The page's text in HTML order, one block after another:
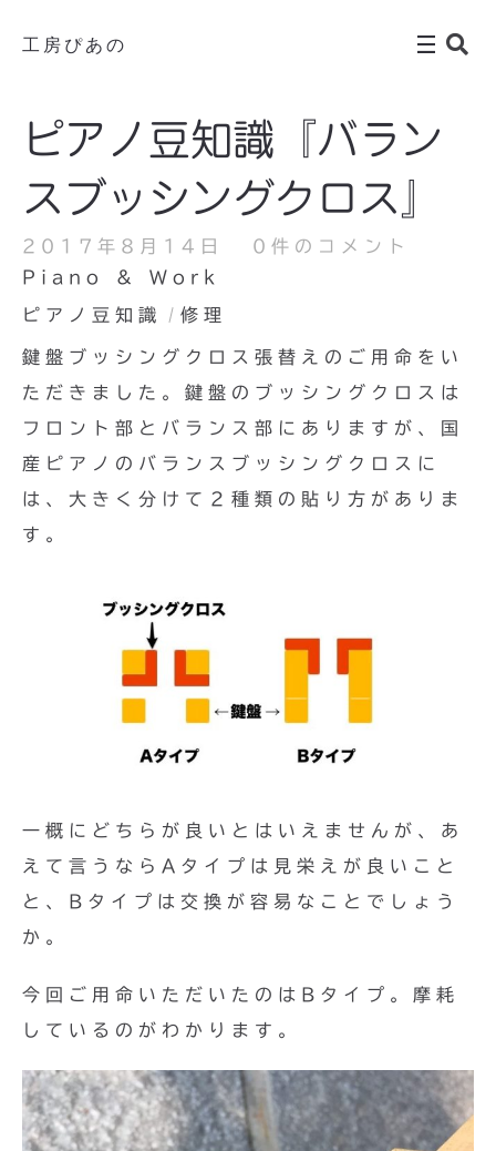
工房ぴあの
ピアノ豆知識『バラン
スブッシングクロス』
2017年8月14日
0件のコメント
Piano & Work
ピアノ豆知識 修理
鍵盤ブッシングクロス張替えのご用命をい
ただきました。鍵盤のブッシングクロスは
フロント部とバランス部にありますが、国
産ピアノのバランスブッシングクロスに
は、大きく分けて２種類の貼り方がありま
す。
一概にどちらが良いとはいえませんが、あ
えて言うならAタイプは見栄えが良いこと
と、Bタイプは交換が容易なことでしょう
か。
今回ご用命いただいたのはBタイプ。摩耗
しているのがわかります。